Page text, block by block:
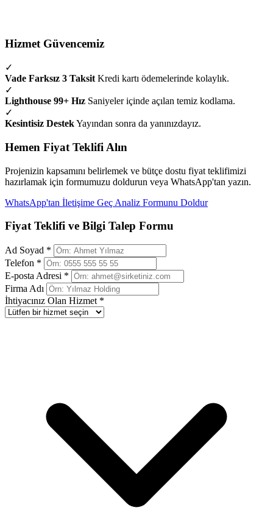
Hizmet Güvencemiz
✓
Vade Farksız 3 Taksit Kredi kartı ödemelerinde kolaylık.
✓
Lighthouse 99+ Hız Saniyeler içinde açılan temiz kodlama.
✓
Kesintisiz DestekYayından sonra da yanınızdayız.
Hemen Fiyat Teklifi Alın
Projenizin kapsamını belirlemek ve bütçe dostu fiyat teklifimizi
hazırlamak için formumuzu doldurun veya WhatsApp'tan yazın.
WhatsApp'tan İletişime Geç Analiz Formunu Doldur
Fiyat Teklifi ve Bilgi Talep Formu
Ad Soyad *
Telefon *
E-posta Adresi *
Firma Adı
İhtiyacınız Olan Hizmet *